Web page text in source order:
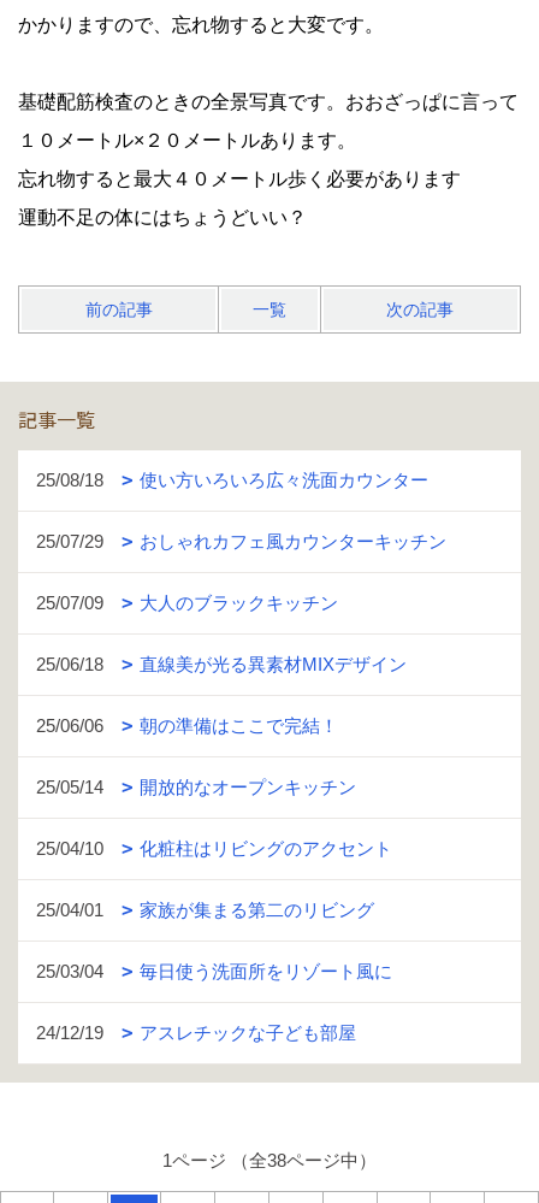
かかりますので、忘れ物すると大変です。
基礎配筋検査のときの全景写真です。おおざっぱに言って
１０メートル×２０メートルあります。
忘れ物すると最大４０メートル歩く必要があります
運動不足の体にはちょうどいい？
前の記事 一覧 次の記事
記事一覧
25/08/18 使い方いろいろ広々洗面カウンター
25/07/29 おしゃれカフェ風カウンターキッチン
25/07/09 大人のブラックキッチン
25/06/18 直線美が光る異素材MIXデザイン
25/06/06 朝の準備はここで完結！
25/05/14 開放的なオープンキッチン
25/04/10 化粧柱はリビングのアクセント
25/04/01 家族が集まる第二のリビング
25/03/04 毎日使う洗面所をリゾート風に
24/12/19 アスレチックな子ども部屋
1ページ （全38ページ中）